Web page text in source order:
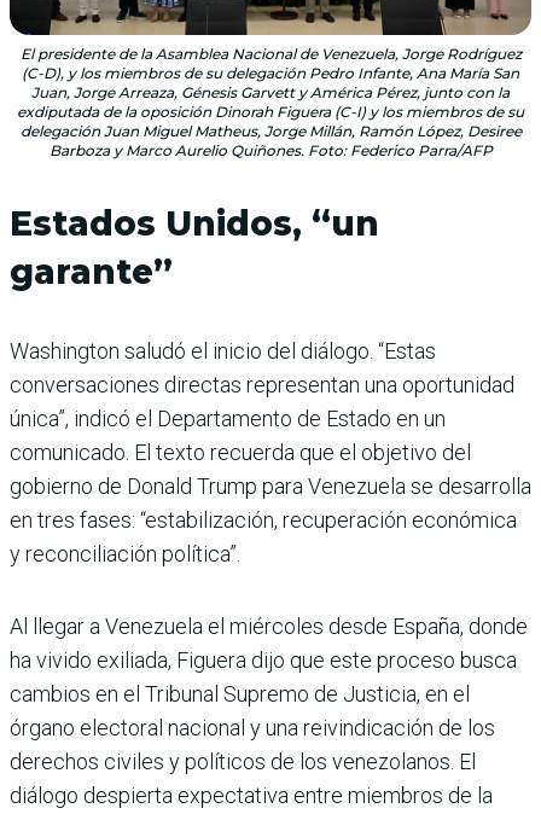
El presidente de la Asamblea Nacional de Venezuela, Jorge Rodríguez
(C-D), y los miembros de su delegación Pedro Infante, Ana María San
Juan, Jorge Arreaza, Génesis Garvett y América Pérez, junto con la
exdiputada de la oposición Dinorah Figuera (C-I) y los miembros de su
delegación Juan Miguel Matheus, Jorge Millán, Ramón López, Desiree
Barboza y Marco Aurelio Quiñones. Foto: Federico Parra/AFP
Estados Unidos, “un
garante”
Washington saludó el inicio del diálogo. “Estas
conversaciones directas representan una oportunidad
única”, indicó el Departamento de Estado en un
comunicado. El texto recuerda que el objetivo del
gobierno de Donald Trump para Venezuela se desarrolla
en tres fases: “estabilización, recuperación económica
y reconciliación política”.
Al llegar a Venezuela el miércoles desde España, donde
ha vivido exiliada, Figuera dijo que este proceso busca
cambios en el Tribunal Supremo de Justicia, en el
órgano electoral nacional y una reivindicación de los
derechos civiles y políticos de los venezolanos. El
diálogo despierta expectativa entre miembros de la